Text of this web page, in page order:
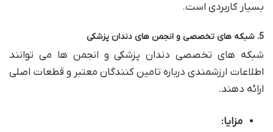
بسیار کاربردی است.
5. شبکه های تخصصی و انجمن های دندان پزشکی
شبکه های تخصصی دندان پزشکی و انجمن ها می توانند
اطلاعات ارزشمندی درباره تامین کنندگان معتبر و قطعات اصلی
ارائه دهند.
مزایا: